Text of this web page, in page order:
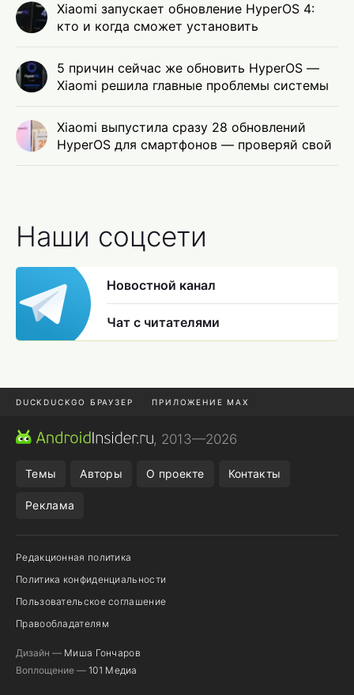
Xiaomi запускает обновление HyperOS 4:
кто и когда сможет установить
5 причин сейчас же обновить HyperOS —
Xiaomi решила главные проблемы системы
Xiaomi выпустила сразу 28 обновлений
HyperOS для смартфонов — проверяй свой
Наши соцсети
Новостной канал
Чат с читателями
DUCKDUCKGO БРАУЗЕР ПРИЛОЖЕНИЕ MAX
ПРИЛОЖЕНИЯ ANDROID
, 2013—2026
Темы Авторы О проекте Контакты
Реклама
Редакционная политика
Политика конфиденциальности
Пользовательское соглашение
Правообладателям
Дизайн — Миша Гончаров
Воплощение — 101 Медиа